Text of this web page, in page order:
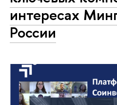
интересах
России